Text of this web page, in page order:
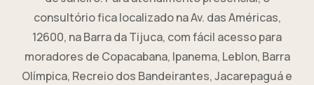
consultório fica localizado na Av. das Américas,
12600, na Barra da Tijuca, com fácil acesso para
moradores de Copacabana, Ipanema, Leblon, Barra
Olímpica, Recreio dos Bandeirantes, Jacarepaguá e